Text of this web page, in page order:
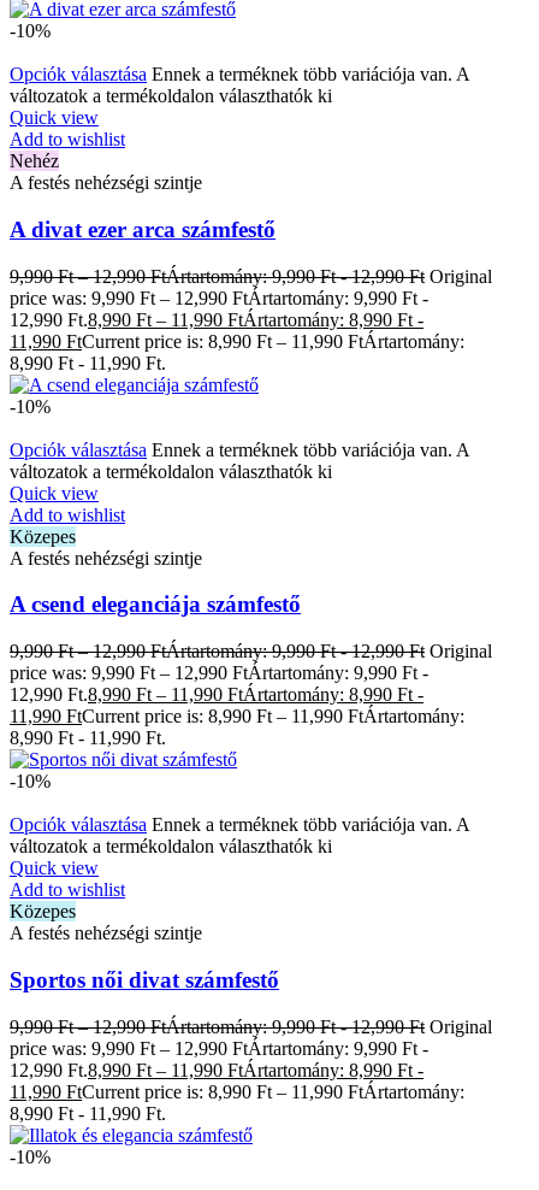
-10%
Opciók választása Ennek a terméknek több variációja van. A
változatok a termékoldalon választhatók ki
Quick view
Add to wishlist
Nehéz
A festés nehézségi szintje
A divat ezer arca számfestő
9,990Ft – 12,990FtÁrtartomány: 9,990 Ft - 12,990 Ft Original
price was: 9,990 Ft – 12,990 FtÁrtartomány: 9,990 Ft -
12,990 Ft.8,990 Ft – 11,990 FtÁrtartomány: 8,990 Ft -
11,990 FtCurrent price is: 8,990 Ft – 11,990 FtÁrtartomány:
8,990 Ft - 11,990 Ft.
-10%
Opciók választása Ennek a terméknek több variációja van. A
változatok a termékoldalon választhatók ki
Quick view
Add to wishlist
Közepes
A festés nehézségi szintje
A csend eleganciája számfestő
9,990Ft – 12,990FtÁrtartomány: 9,990 Ft - 12,990 Ft Original
price was: 9,990 Ft – 12,990 FtÁrtartomány: 9,990 Ft -
12,990 Ft.8,990 Ft – 11,990 FtÁrtartomány: 8,990 Ft -
11,990 FtCurrent price is: 8,990 Ft – 11,990 FtÁrtartomány:
8,990 Ft - 11,990 Ft.
-10%
Opciók választása Ennek a terméknek több variációja van. A
változatok a termékoldalon választhatók ki
Quick view
Add to wishlist
Közepes
A festés nehézségi szintje
Sportos női divat számfestő
9,990Ft – 12,990FtÁrtartomány: 9,990 Ft - 12,990 Ft Original
price was: 9,990 Ft – 12,990 FtÁrtartomány: 9,990 Ft -
12,990 Ft.8,990 Ft – 11,990 FtÁrtartomány: 8,990 Ft -
11,990 FtCurrent price is: 8,990 Ft – 11,990 FtÁrtartomány:
8,990 Ft - 11,990 Ft.
-10%